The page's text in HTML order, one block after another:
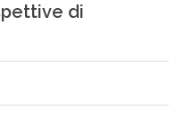
di